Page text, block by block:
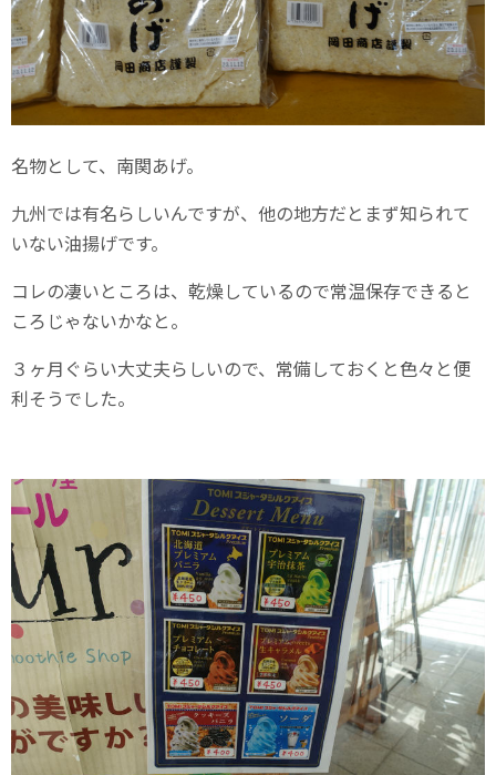
名物として、南関あげ。
九州では有名らしいんですが、他の地方だとまず知られて
いない油揚げです。
コレの凄いところは、乾燥しているので常温保存できると
ころじゃないかなと。
３ヶ月ぐらい大丈夫らしいので、常備しておくと色々と便
利そうでした。